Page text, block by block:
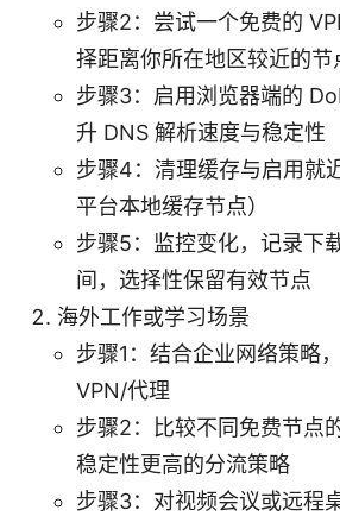
步骤2：尝试一个免费的
择距离你所在地区较近的节
步骤3：启用浏览器端的
升 DNS 解析速度与稳定性
步骤4：清理缓存与启用就
平台本地缓存节点）
步骤5：监控变化，记录下
间，选择性保留有效节点
海外工作或学习场景
步骤1：结合企业网络策略
VPN/代理
步骤2：比较不同免费节点
稳定性更高的分流策略
步骤3：对视频会议或远程